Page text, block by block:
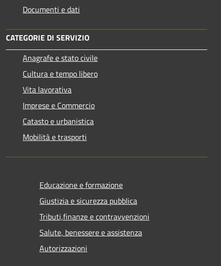
Documenti e dati
CATEGORIE DI SERVIZIO
Anagrafe e stato civile
Cultura e tempo libero
Vita lavorativa
Imprese e Commercio
Catasto e urbanistica
Mobilità e trasporti
Educazione e formazione
Giustizia e sicurezza pubblica
Tributi,finanze e contravvenzioni
Salute, benessere e assistenza
Autorizzazioni